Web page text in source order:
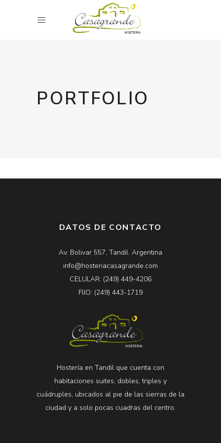
PORTFOLIO
DATOS DE CONTACTO
Av. Bolivar 557, Tandil. Argentina
info@hosteriacasagrande.com
CELULAR: (249) 449-4206
FIJO: (249) 443-1719
Hostería en Tandil que cuenta con
habitaciones suites, dobles, triples y
cuádruples, ubicados al pie de las sierras de la
ciudad y a solo pocas cuadras del centro.